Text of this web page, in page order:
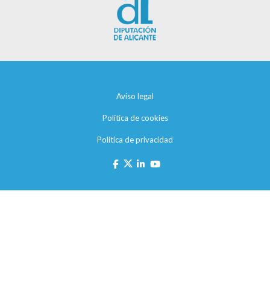
Aviso legal
Política de cookies
Política de privacidad